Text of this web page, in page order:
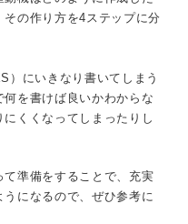
の作り方を4ステップに分
）にいきなり書いてしまう
を書けば良いかわからな
くくなってしまったりし
て準備をすることで、充実
になるので、ぜひ参考に